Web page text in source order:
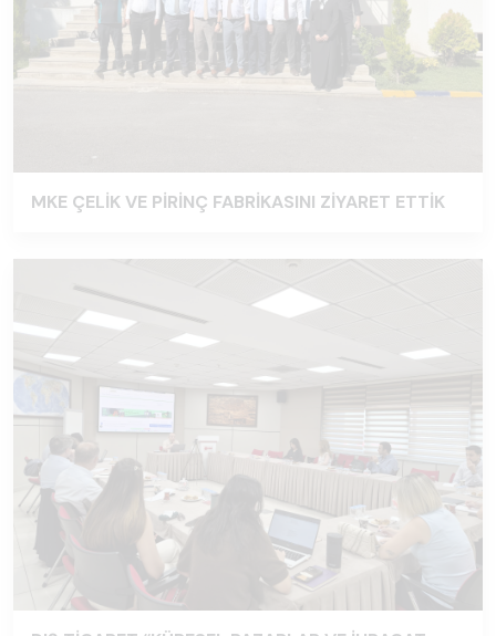
MKE ÇELİK VE PİRİNÇ FABRİKASINI ZİYARET ETTİK